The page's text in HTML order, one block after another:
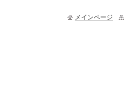
メインページ